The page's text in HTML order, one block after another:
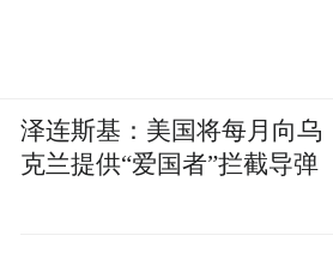
泽连斯基：美国将每月向乌
克兰提供“爱国者”拦截导弹